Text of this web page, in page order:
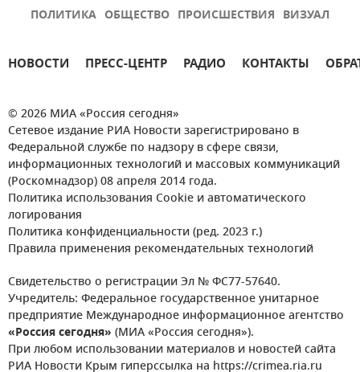
ПОЛИТИКА ОБЩЕСТВО ПРОИСШЕСТВИЯ ВИЗУАЛ
НОВОСТИ ПРЕСС-ЦЕНТР РАДИО КОНТАКТЫ
© 2026 МИА «Россия сегодня»
Сетевое издание РИА Новости зарегистрировано в
Федеральной службе по надзору в сфере связи,
информационных технологий и массовых коммуникаций
(Роскомнадзор) 08 апреля 2014 года.
Политика использования Cookie и автоматического
логирования
Политика конфиденциальности (ред. 2023 г.)
Правила применения рекомендательных технологий
Свидетельство о регистрации Эл № ФС77-57640.
Учредитель: Федеральное государственное унитарное
предприятие Международное информационное агентство
«Россия сегодня» (МИА «Россия сегодня»).
При любом использовании материалов и новостей сайта
РИА Новости Крым гиперссылка на https://crimea.ria.ru